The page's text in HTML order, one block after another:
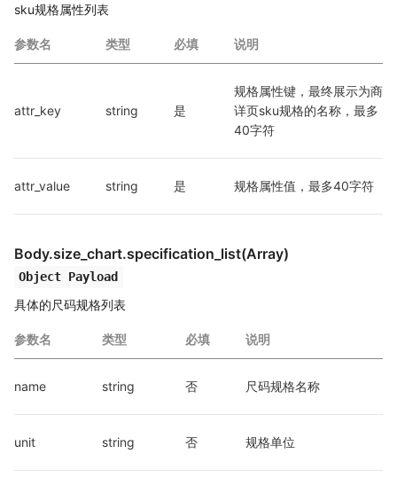
sku规格属性列表
参数名 类型 必填 说明
attr_key string 是
规格属性键，最终展示为商
详页sku规格的名称，最多
40字符
attr_value string 是 规格属性值，最多40字符
Body.size_chart.specification_list(Array)
Object Payload
具体的尺码规格列表
参数名 类型 必填 说明
name string 否 尺码规格名称
unit string 否 规格单位